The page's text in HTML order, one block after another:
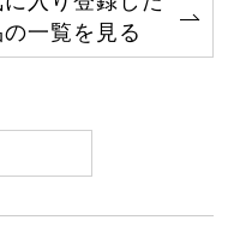
の一覧を見る